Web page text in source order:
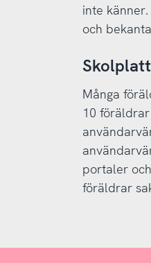
inte
och
Många
10
portaler
föräldrar